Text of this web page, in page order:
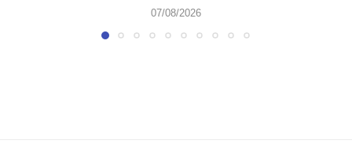
07/08/2026